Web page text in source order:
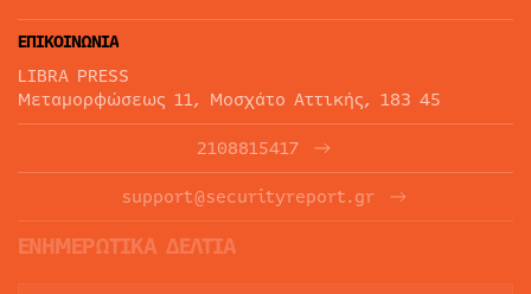
ΕΠΙΚΟΙΝΩΝΙΑ
LIBRA PRESS
Μεταμορφώσεως 11, Μοσχάτο Αττικής, 183 45
2108815417
support@securityreport.gr
ΕΝΗΜΕΡΩΤΙΚΑ ΔΕΛΤΙΑ